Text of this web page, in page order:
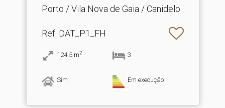
Porto / Vila Nova de Gaia / Canidelo
Ref: DAT_P1_FH
124.5 m2 3
Sim Em execução